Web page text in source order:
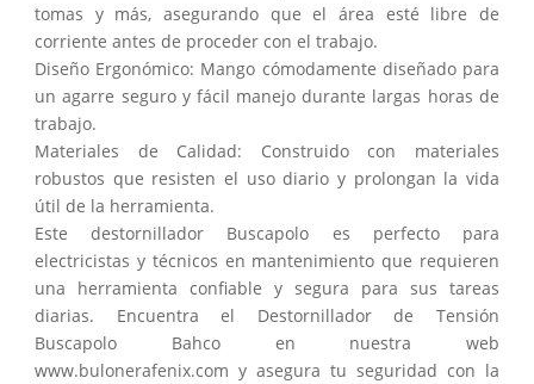
tomas y más, asegurando que el área esté libre de
corriente antes de proceder con el trabajo.
Diseño Ergonómico: Mango cómodamente diseñado para
un agarre seguro y fácil manejo durante largas horas de
trabajo.
Materiales de Calidad: Construido con materiales
robustos que resisten el uso diario y prolongan la vida
útil de la herramienta.
Este destornillador Buscapolo es perfecto para
electricistas y técnicos en mantenimiento que requieren
una herramienta confiable y segura para sus tareas
diarias. Encuentra el Destornillador de Tensión
Buscapolo Bahco en nuestra web
www.bulonerafenix.com y asegura tu seguridad con la